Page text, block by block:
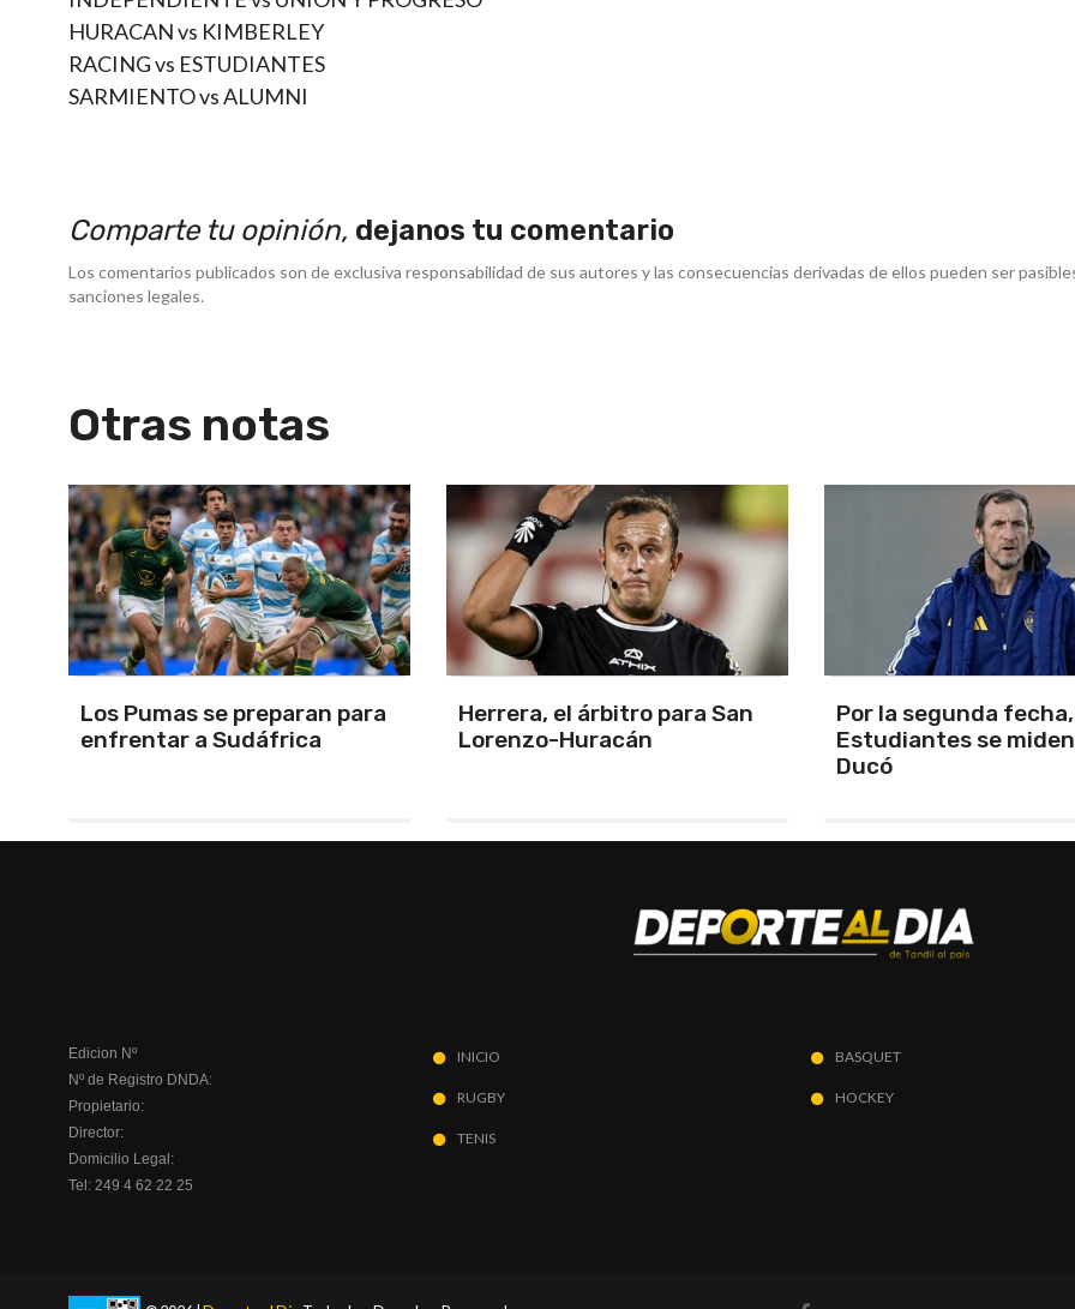
HURACAN vs KIMBERLEY
RACING vs ESTUDIANTES
SARMIENTO vs ALUMNI
Comparte tu opinión, dejanos tu comentario
Los comentarios publicados son de exclusiva responsabilidad de sus autores y las consecuencias derivadas de ellos pueden ser
sanciones legales.
Otras notas
Herrera, el árbitro para San
Lorenzo-Huracán
Por la segunda fecha, Boca y
Estudiantes se miden en el
La cuarta fecha del
campeonato de
corre en Mar del Plata
Edicion Nº
Nº de Registro DNDA:
Propietario:
Director:
Domicilio Legal:
Tel: 249 4 62 22 25
INICIO
RUGBY
TENIS
BASQUET
HOCKEY